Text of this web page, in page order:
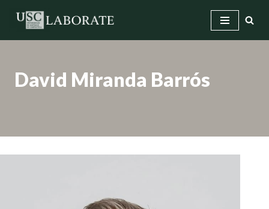
Saltar
David Miranda Barrós